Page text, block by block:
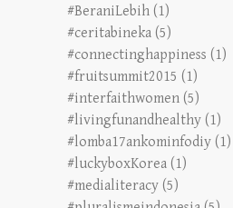
#BeraniLebih (1)
#ceritabineka (5)
#connectinghappiness (1)
#fruitsummit2015 (1)
#interfaithwomen (5)
#livingfunandhealthy (1)
#lomba17ankominfodiy (1)
#luckyboxKorea (1)
#medialiteracy (5)